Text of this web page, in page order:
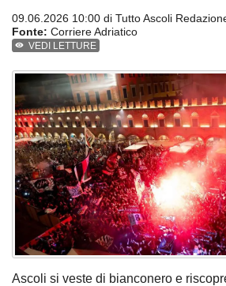
09.06.2026 10:00 di Tutto Ascoli
Fonte: Corriere Adriatico
VEDI LETTURE
Ascoli si veste di bianconero e